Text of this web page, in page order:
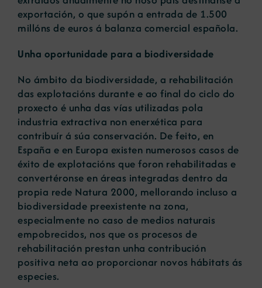
exportación, o que supón a entrada de 1.500
millóns de euros á balanza comercial española.
Unha oportunidade para a biodiversidade
No ámbito da biodiversidade, a rehabilitación
das explotacións durante e ao final do ciclo do
proxecto é unha das vías utilizadas pola
industria extractiva non enerxética para
contribuír á súa conservación. De feito, en
España e en Europa existen numerosos casos de
éxito de explotacións que foron rehabilitadas e
convertéronse en áreas integradas dentro da
propia rede Natura 2000, mellorando incluso a
biodiversidade preexistente na zona,
especialmente no caso de medios naturais
empobrecidos, nos que os procesos de
rehabilitación prestan unha contribución
positiva neta ao proporcionar novos hábitats ás
especies.